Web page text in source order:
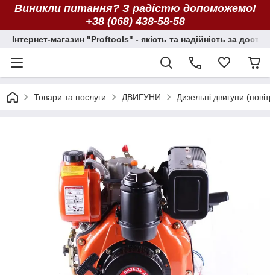
Виникли питання? З радістю допоможемо!
+38 (068) 438-58-58
Інтернет-магазин "Proftools" - якість та надійність за
Товари та послуги ДВИГУНИ Дизельні двигуни